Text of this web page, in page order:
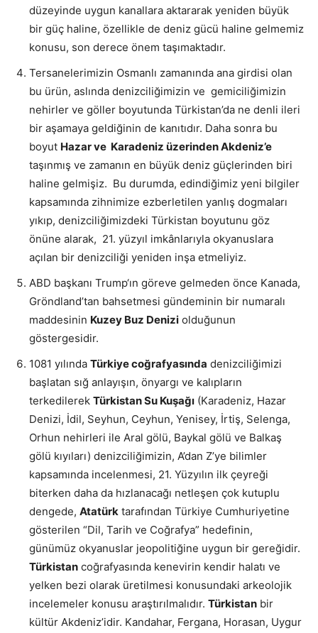
düzeyinde uygun kanallara aktararak yeniden büyük
bir güç haline, özellikle de deniz gücü haline gelmemiz
konusu, son derece önem taşımaktadır.
Tersanelerimizin Osmanlı zamanında ana girdisi olan
bu ürün, aslında denizciliğimizin ve gemiciliğimizin
nehirler ve göller boyutunda Türkistan’da ne denli ileri
bir aşamaya geldiğinin de kanıtıdır. Daha sonra bu
boyut Hazar ve Karadeniz üzerinden Akdeniz’e
taşınmış ve zamanın en büyük deniz güçlerinden biri
haline gelmişiz. Bu durumda, edindiğimiz yeni bilgiler
kapsamında zihnimize ezberletilen yanlış dogmaları
yıkıp, denizciliğimizdeki Türkistan boyutunu göz
önüne alarak, 21. yüzyıl imkânlarıyla okyanuslara
açılan bir denizciliği yeniden inşa etmeliyiz.
ABD başkanı Trump‘ın göreve gelmeden önce Kanada,
Gröndland’tan bahsetmesi gündeminin bir numaralı
maddesinin Kuzey Buz Denizi olduğunun
göstergesidir.
1081 yılında Türkiye coğrafyasında denizciliğimizi
başlatan sığ anlayışın, önyargı ve kalıpların
terkedilerek Türkistan Su Kuşağı (Karadeniz, Hazar
Denizi, İdil, Seyhun, Ceyhun, Yenisey, İrtiş, Selenga,
Orhun nehirleri ile Aral gölü, Baykal gölü ve Balkaş
gölü kıyıları) denizciliğimizin, A’dan Z’ye bilimler
kapsamında incelenmesi, 21. Yüzyılın ilk çeyreği
biterken daha da hızlanacağı netleşen çok kutuplu
dengede, Atatürk tarafından Türkiye Cumhuriyetine
gösterilen “Dil, Tarih ve Coğrafya” hedefinin,
günümüz okyanuslar jeopolitiğine uygun bir gereğidir.
Türkistan coğrafyasında kenevirin kendir halatı ve
yelken bezi olarak üretilmesi konusundaki arkeolojik
incelemeler konusu araştırılmalıdır. Türkistan bir
kültür Akdeniz’idir. Kandahar, Fergana, Horasan, Uygur